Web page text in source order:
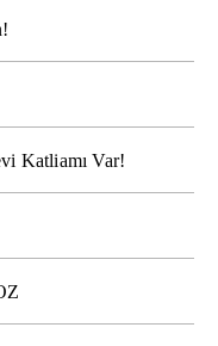
Katliamı Var!